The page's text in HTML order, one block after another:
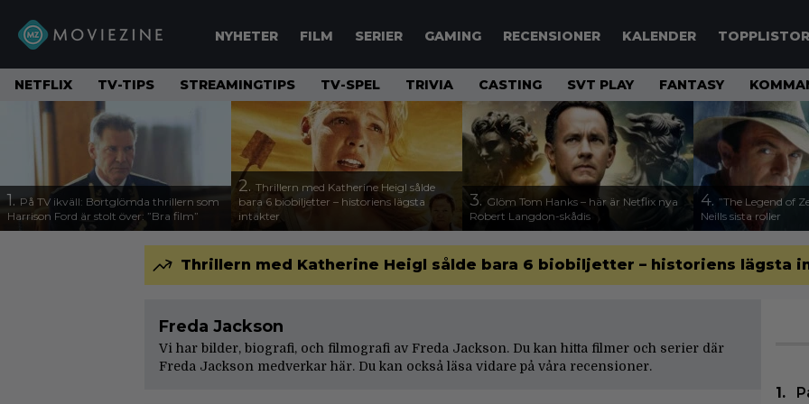
NYHETER FILM SERIER GAMING RECENSIONER KALENDER TOPPLISTOR
NETFLIX TV-TIPS STREAMINGTIPS TV-SPEL TRIVIA CASTING SVT PLAY FANTASY
1. På TV ikväll: Bortglömda thrillern som
Harrison Ford är stolt över: ”Bra film”
2. Thrillern med Katherine Heigl sålde
bara 6 biobiljetter – historiens lägsta
intäkter
3. Glöm Tom Hanks – här är Netflix nya
Robert Langdon-skådis
4. ”The Legend of
Neills sista roller
Thrillern med Katherine Heigl sålde bara 6 biobiljetter – historiens lägsta
Freda Jackson
Vi har bilder, biografi, och filmografi av Freda Jackson. Du kan hitta filmer och serier där
Freda Jackson medverkar här. Du kan också läsa vidare på våra recensioner.